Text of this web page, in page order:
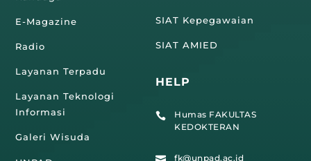
E-Magazine
Radio
Layanan Terpadu
Layanan Teknologi
Informasi
Galeri Wisuda
SIAT Kepegawaian
SIAT AMIED
HELP

Humas FAKULTAS
KEDOKTERAN
fk@unpad.ac.id